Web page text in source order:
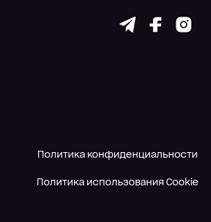
Политика конфиденциальности
Политика использования Cookie